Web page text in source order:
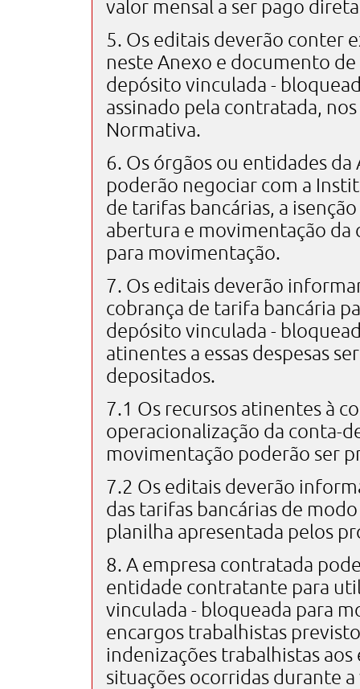
valor mensal a ser pago
5. Os editais deverão conter
neste Anexo e documento
depósito vinculada -
assinado pela contratada,
Normativa.
6. Os órgãos ou entidades
poderão negociar com a
de tarifas bancárias, a
abertura e movimentação
para movimentação.
7. Os editais deverão
cobrança de tarifa bancária
depósito vinculada -
atinentes a essas despesas
depositados.
7.1 Os recursos atinentes à
operacionalização da conta-
movimentação poderão ser
7.2 Os editais deverão
das tarifas bancárias de
planilha apresentada pelos
8. A empresa contratada
entidade contratante para
vinculada - bloqueada para
encargos trabalhistas
indenizações trabalhistas
situações ocorridas durante